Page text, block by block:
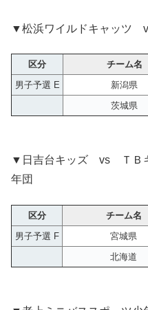
▼松浜ワイルドキャッツ
区分 チーム名
男子予選 E
新潟県
茨城県
▼日吉台キッズ vs ＴＢ
年団
区分 チーム名
男子予選 F
宮城県
北海道